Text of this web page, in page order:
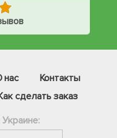
нас
Контакты
сделать заказ
Фейсбук